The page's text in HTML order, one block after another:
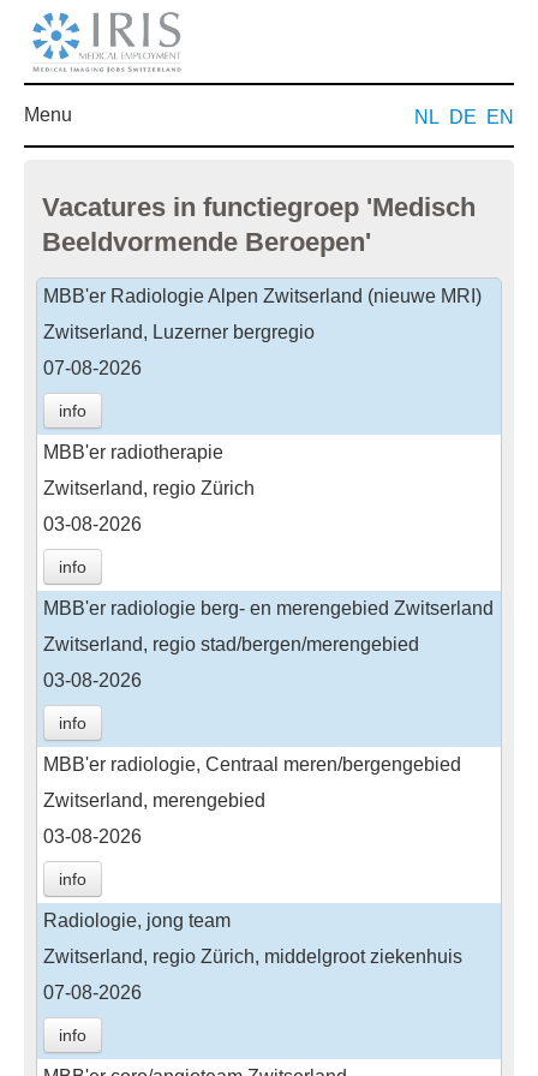
Menu NL DE EN
Vacatures in functiegroep 'Medisch
Beeldvormende Beroepen'
MBB'er Radiologie Alpen Zwitserland (nieuwe MRI)
Zwitserland, Luzerner bergregio
07-08-2026
info
MBB'er radiotherapie
Zwitserland, regio Zürich
03-08-2026
info
MBB'er radiologie berg- en merengebied Zwitserland
Zwitserland, regio stad/bergen/merengebied
03-08-2026
info
MBB'er radiologie, Centraal meren/bergengebied
Zwitserland, merengebied
03-08-2026
info
Radiologie, jong team
Zwitserland, regio Zürich, middelgroot ziekenhuis
07-08-2026
info